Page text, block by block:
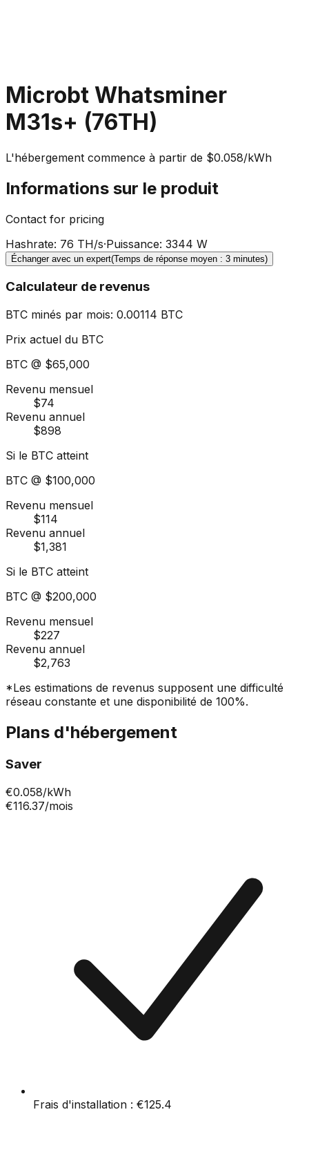
Microbt Whatsminer
M31s+ (76TH)
L'hébergement commence à partir de $0.058/kWh
Informations sur le produit
Contact for pricing
Hashrate: 76 TH/s·Puissance: 3344 W
Échanger avec un expert(Temps de réponse moyen : 3 minutes)
Calculateur de revenus
BTC minés par mois: 0.00114 BTC
Prix actuel du BTC
BTC @ $65,000
Revenu mensuel
$74
Revenu annuel
$898
Si le BTC atteint
BTC @ $100,000
Revenu mensuel
$114
Revenu annuel
$1,381
Si le BTC atteint
BTC @ $200,000
Revenu mensuel
$227
Revenu annuel
$2,763
*Les estimations de revenus supposent une difficulté
réseau constante et une disponibilité de 100%.
Plans d'hébergement
Saver
€0.058/kWh
€116.37/mois
Frais d'installation : €125.4